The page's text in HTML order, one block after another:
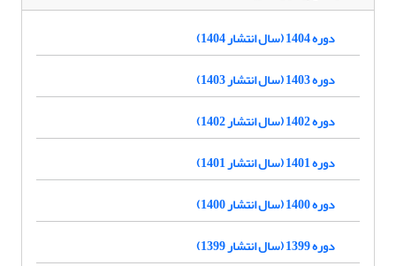
دوره 1404 (سال انتشار 1404)
دوره 1403 (سال انتشار 1403)
دوره 1402 (سال انتشار 1402)
دوره 1401 (سال انتشار 1401)
دوره 1400 (سال انتشار 1400)
دوره 1399 (سال انتشار 1399)